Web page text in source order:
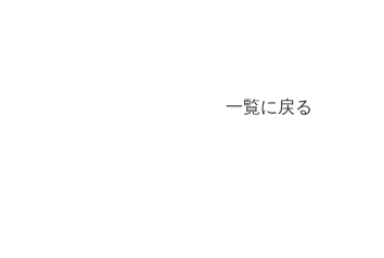
一覧に戻る